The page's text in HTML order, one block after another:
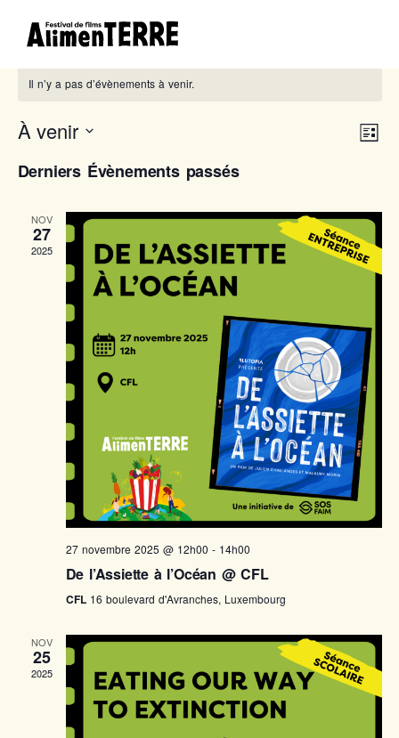
Il n’y a pas d’évènements à venir.
Liste
À venir
une
Derniers Évènements passés
NOV
27
2025
27 novembre 2025 @ 12h00 - 14h00
De l’Assiette à l’Océan @ CFL
CFL 16 boulevard d'Avranches, Luxembourg
NOV
25
2025